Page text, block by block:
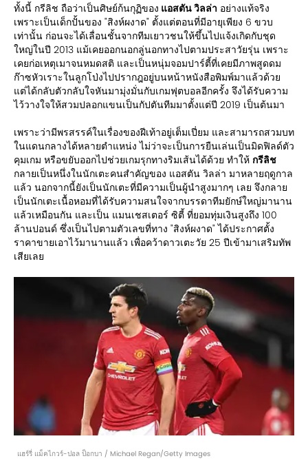
ทั้งนี้ กรีลิช ถือว่าเป็นศิษย์ก้นกุฏิของ แอสตัน วิลล่า อย่างแท้จริง
เพราะเป็นเด็กปั้นของ "สิงห์ผงาด" ตั้งแต่ตอนที่มีอายุเพียง 6 ขวบ
เท่านั้น ก่อนจะได้เลื่อนชั้นจากทีมเยาวชนให้ขึ้นไปแจ้งเกิดกับชุด
ใหญ่ในปี 2013 แม้เคยออกนอกลู่นอกทางไปตามประสาวัยรุ่น เพราะ
เคยก่อเหตุเมาจนหมดสติ และเป็นหนุ่มจอมปาร์ตี้ที่เคยมีภาพสูดดม
ก๊าซหัวเราะในลูกโป่งไปปรากฎอยู่บนหน้าหนังสือพิมพ์มาแล้วด้วย
แต่ได้กลับตัวกลับใจหันมามุ่งมั่นกับเกมฟุตบอลอีกครั้ง จึงได้รับความ
ไว้วางใจให้สวมปลอกแขนเป็นกัปตันทีมมาตั้งแต่ปี 2019 เป็นต้นมา
เพราะว่ามีพรสรรค์ในเรื่องของฝีเท้าอยู่เต็มเปี่ยม และสามารถสวมบท
ในแดนกลางได้หลายตำแหน่ง ไม่ว่าจะเป็นการยืนเล่นเป็นมิดฟิลด์ตัว
คุมเกม หรือขยับออกไปช่วยเกมรุกทางริมเส้นได้ด้วย ทำให้ กรีลิช
กลายเป็นหนึ่งในนักเตะคนสำคัญของ แอสตัน วิลล่า มาหลายฤดูกาล
แล้ว นอกจากนี้ยังเป็นนักเตะที่มีความเป็นผู้นำสูงมากๆ เลย จึงกลาย
เป็นนักเตะเนื้อหอมที่ได้รับความสนใจจากบรรดาทีมยักษ์ใหญ่มานาน
แล้วเหมือนกัน และเป็น แมนเชสเตอร์ ซิตี้ ที่ยอมทุ่มเงินสูงถึง 100
ล้านปอนด์ ซึ่งเป็นไปตามตัวเลขที่ทาง "สิงห์ผงาด" ได้ประกาศตั้ง
ราคาขายเอาไว้มานานแล้ว เพื่อคว้าดาวเตะวัย 25 ปีเข้ามาเสริมทัพ
เสียเลย
แฮร์รี่ แม็คไกวร์-ปอล ป็อกบา / Michael Regan/Getty Images